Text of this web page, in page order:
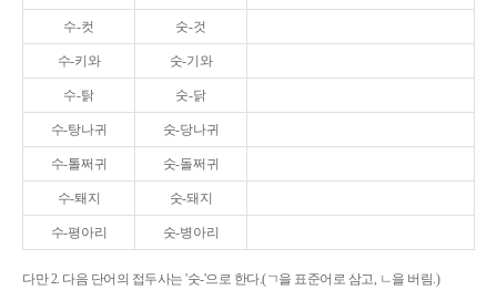
수-컷 숫-것
수-키와 숫-기와
수-탉 숫-닭
수-탕나귀 숫-당나귀
수-톨쩌귀 숫-돌쩌귀
수-퇘지 숫-돼지
수-평아리 숫-병아리
다만 2. 다음 단어의 접두사는 '숫-'으로 한다.(ㄱ을 표준어로 삼고, ㄴ을 버림.)